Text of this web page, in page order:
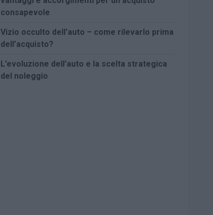
consapevole
Vizio occulto dell’auto – come rilevarlo prima
dell’acquisto?
L’evoluzione dell’auto e la scelta strategica
del noleggio